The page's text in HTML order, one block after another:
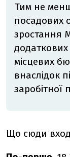
Тим не
посадових
зростання
місцевих
внаслідок
заробітної
Що сюди